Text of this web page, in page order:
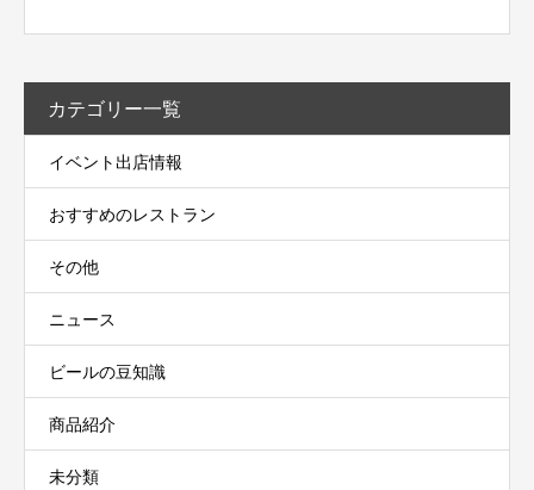
カテゴリー一覧
イベント出店情報
おすすめのレストラン
その他
ニュース
ビールの豆知識
商品紹介
未分類